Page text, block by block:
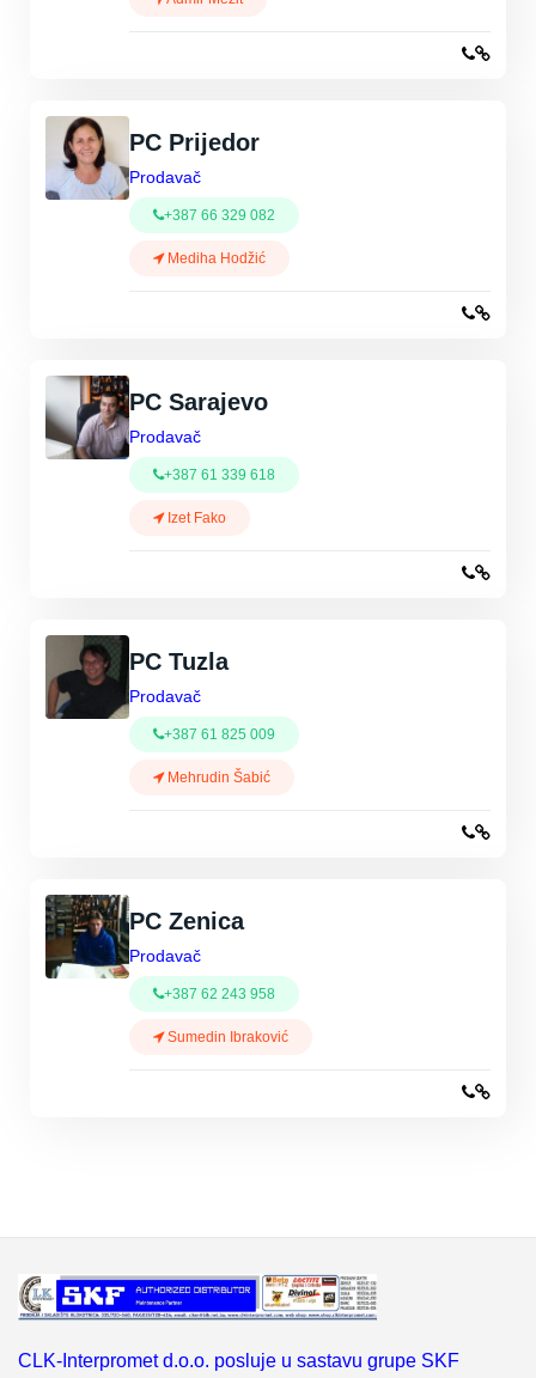
PC Prijedor
Prodavač
+387 66 329 082
Mediha Hodžić
PC Sarajevo
Prodavač
+387 61 339 618
Izet Fako
PC Tuzla
Prodavač
+387 61 825 009
Mehrudin Šabić
PC Zenica
Prodavač
+387 62 243 958
Sumedin Ibraković
CLK-Interpromet d.o.o. posluje u sastavu grupe SKF